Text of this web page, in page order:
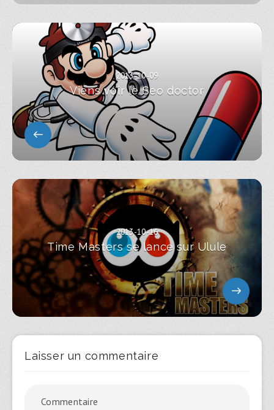
2013-10-09
Viens voir le Seo doctor
2013-10-16
Time Masters se lance sur Ulule
Laisser un commentaire